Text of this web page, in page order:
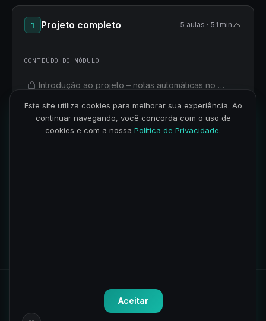
1 Projeto completo 5 aulas · 51min
CONTEÚDO DO MÓDULO
Introdução ao projeto – notas automáticas no Obsidian
Download e transcrição de vídeos do YouTube
Criando resumos a partir de um texto
Todos os direitos reservados. Política de Privacidade
de Uso
Este site utiliza cookies para melhorar sua experiência. Ao
continuar navegando, você concorda com o uso de
cookies e com a nossa Política de Privacidade.
Aceitar